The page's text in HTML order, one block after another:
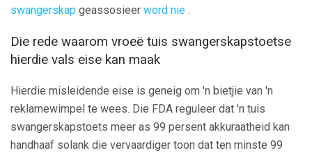
swangerskap geassosieer word nie .
Die rede waarom vroeë tuis swangerskapstoetse
hierdie vals eise kan maak
Hierdie misleidende eise is geneig om 'n bietjie van 'n
reklamewimpel te wees. Die FDA reguleer dat 'n tuis
swangerskapstoets meer as 99 persent akkuraatheid kan
handhaaf solank die vervaardiger toon dat ten minste 99